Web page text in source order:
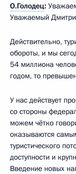
О.Голодец:
Уважаемый
Действительно,
обороты, и мы
54 миллиона
годом, то
У нас действует
со стороны
можем чётко
оказываются
туристического
доступности и
Введение новых